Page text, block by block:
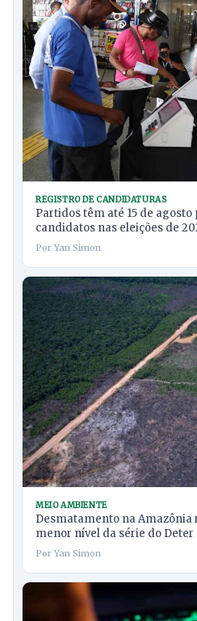
REGISTRO DE CANDIDATURAS
Partidos têm até 15 de
candidatos nas eleições de
Por Yan Simon
MEIO AMBIENTE
Desmatamento na Amazônia
menor nível da série do Deter
Por Yan Simon